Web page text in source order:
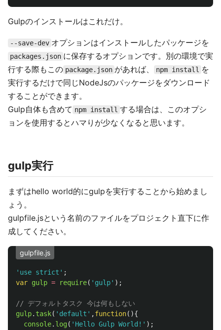
Gulpのインストールはこれだけ。
--save-dev オプションはインストールしたパッケージを
packages.json に保存するオプションです。別の環境で実
行する際もこの package.json があれば、 npm install を
実行するだけで同じNodeJsのパッケージをダウンロード
することができます。
Gulp自体も含めて npm install する場合は、このオプシ
ョンを使用するとハマりが少なくなると思います。
gulp実行
まずはhello world的にgulpを実行することから始めまし
ょう。
gulpfile.jsという名前のファイルをプロジェクト直下に作
成してください。
gulpfile.js
' use strict ' ;
var gulp = require( ' gulp' );
// デフォルトタスク 今は何もしない
gulp. task( ' default ' ,function(){
console. log( ' Hello Gulp World! ' );